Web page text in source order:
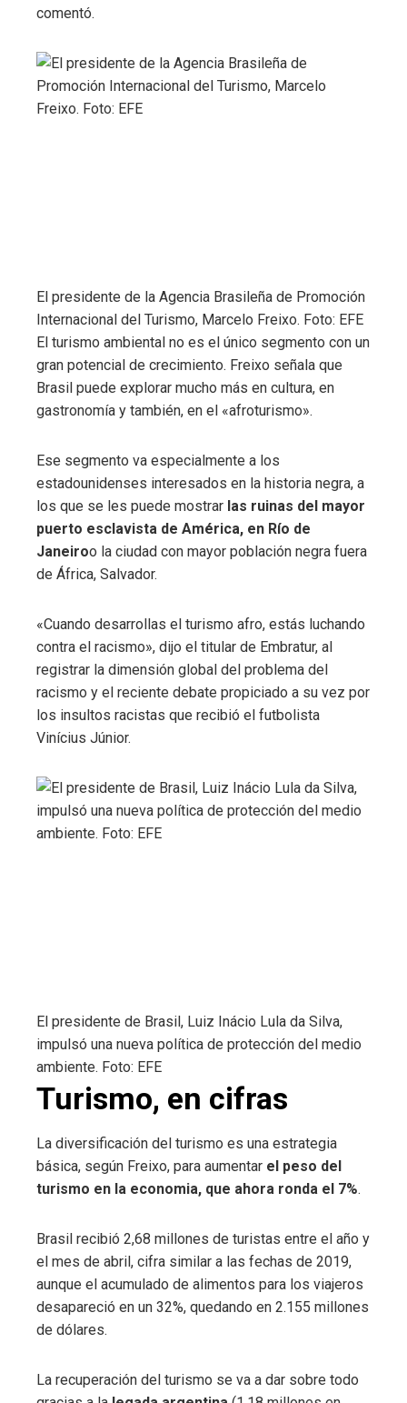
comentó.
El presidente de la Agencia Brasileña de Promoción
Internacional del Turismo, Marcelo Freixo. Foto: EFE
El turismo ambiental no es el único segmento con un
gran potencial de crecimiento. Freixo señala que
Brasil puede explorar mucho más en cultura, en
gastronomía y también, en el «afroturismo».
Ese segmento va especialmente a los
estadounidenses interesados ​​en la historia negra, a
los que se les puede mostrar las ruinas del mayor
puerto esclavista de América, en Río de
Janeiroo la ciudad con mayor población negra fuera
de África, Salvador.
«Cuando desarrollas el turismo afro, estás luchando
contra el racismo», dijo el titular de Embratur, al
registrar la dimensión global del problema del
racismo y el reciente debate propiciado a su vez por
los insultos racistas que recibió el futbolista
Vinícius Júnior.
El presidente de Brasil, Luiz Inácio Lula da Silva,
impulsó una nueva política de protección del medio
ambiente. Foto: EFE
Turismo, en cifras
La diversificación del turismo es una estrategia
básica, según Freixo, para aumentar el peso del
turismo en la economia, que ahora ronda el 7%.
Brasil recibió 2,68 millones de turistas entre el año y
el mes de abril, cifra similar a las fechas de 2019,
aunque el acumulado de alimentos para los viajeros
desapareció en un 32%, quedando en 2.155 millones
de dólares.
La recuperación del turismo se va a dar sobre todo